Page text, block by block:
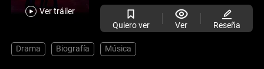
Ver tráiler
Quiero ver Ver Reseña
Drama Biografía Música